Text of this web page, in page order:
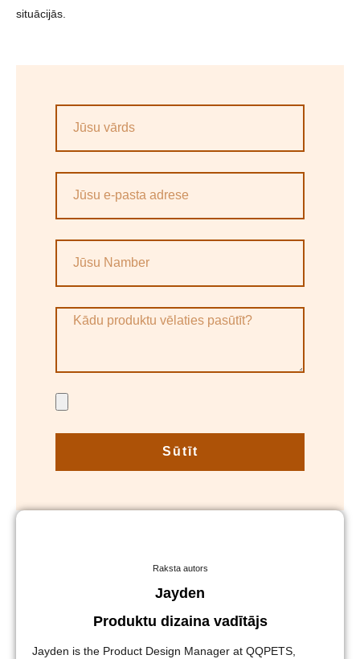
situācijās.
Sūtīt
Raksta autors
Jayden
Produktu dizaina vadītājs
Jayden is the Product Design Manager at QQPETS,